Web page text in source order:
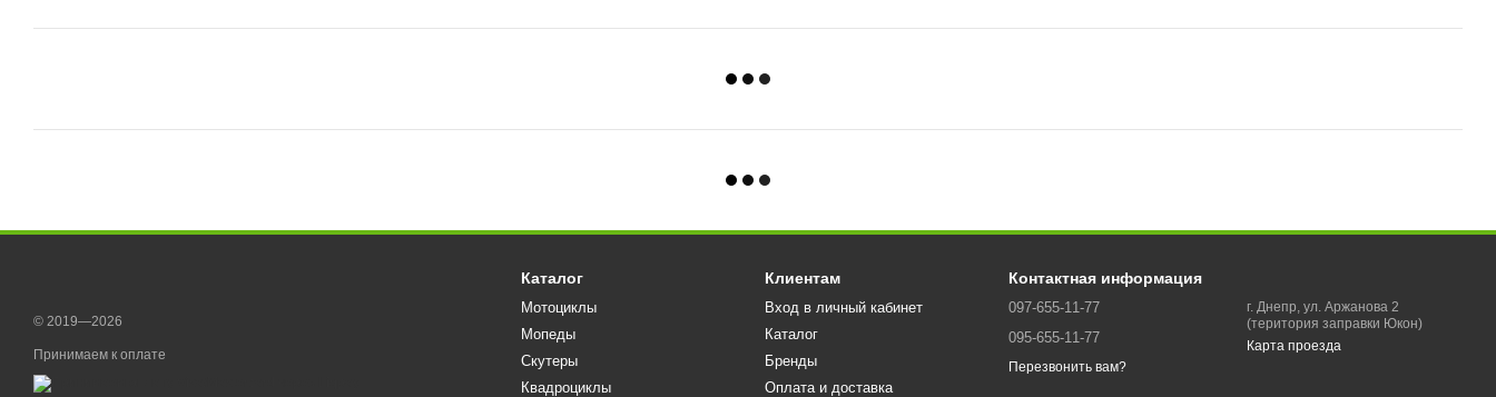
© 2019—2026
Принимаем к оплате
Каталог
Мотоциклы
Мопеды
Скутеры
Квадроциклы
Клиентам
Вход в личный кабинет
Каталог
Бренды
Оплата и доставка
Контактная информация
097-655-11-77
095-655-11-77
Перезвонить вам?
г. Днепр, ул. Аржанова 2
(територия заправки Юкон)
Карта проезда